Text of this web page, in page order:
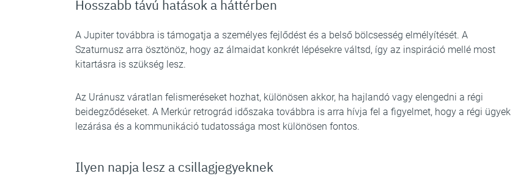
Hosszabb távú hatások a háttérben
A Jupiter továbbra is támogatja a személyes fejlődést és a belső bölcsesség elmélyítését. A
Szaturnusz arra ösztönöz, hogy az álmaidat konkrét lépésekre váltsd, így az inspiráció mellé most
kitartásra is szükség lesz.
Az Uránusz váratlan felismeréseket hozhat, különösen akkor, ha hajlandó vagy elengedni a régi
beidegződéseket. A Merkúr retrográd időszaka továbbra is arra hívja fel a figyelmet, hogy a régi ügyek
lezárása és a kommunikáció tudatossága most különösen fontos.
Ilyen napja lesz a csillagjegyeknek